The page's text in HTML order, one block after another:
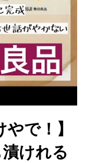
で！】
けれる